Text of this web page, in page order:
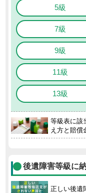
5級
7級
9級
11級
13級
等級表に該
え方と賠償
後遺障害等級に
正しい後遺